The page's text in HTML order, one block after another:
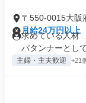
〒550-0015大阪
月給24万円以上
求めている人材
パタンナーとし
主婦・主夫歓迎 +21